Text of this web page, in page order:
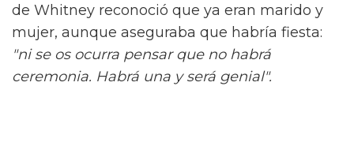
de Whitney reconoció que ya eran marido y
mujer, aunque aseguraba que habría fiesta:
"ni se os ocurra pensar que no habrá
ceremonia. Habrá una y será genial".